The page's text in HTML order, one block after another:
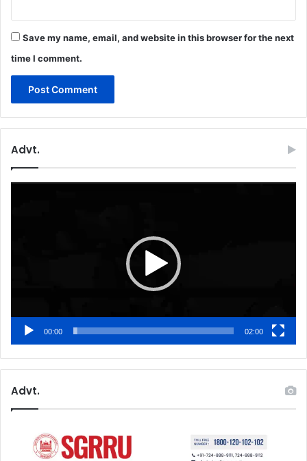
Save my name, email, and website in this browser for the next
time I comment.
Advt.
00:00 02:00
Advt.